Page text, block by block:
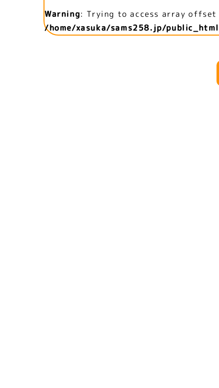
Warning: Trying to access array
/home/xasuka/sams258.jp/